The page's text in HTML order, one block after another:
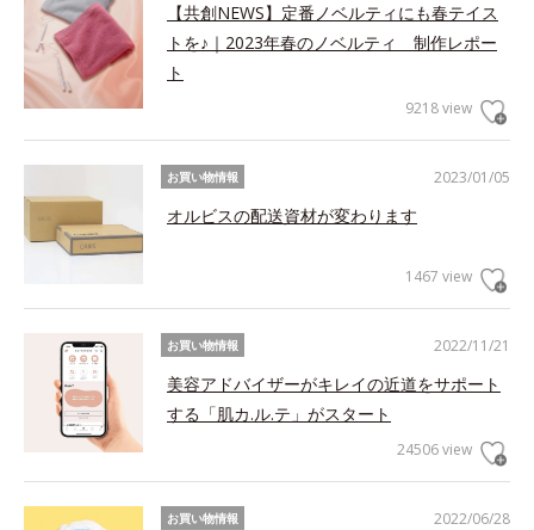
【共創NEWS】定番ノベルティにも春テイス
トを♪｜2023年春のノベルティ 制作レポー
ト
9218 view
2023/01/05
お買い物情報
オルビスの配送資材が変わります
1467 view
2022/11/21
お買い物情報
美容アドバイザーがキレイの近道をサポート
する「肌カ.ル.テ」がスタート
24506 view
2022/06/28
お買い物情報